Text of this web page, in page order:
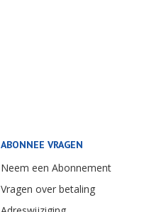
ABONNEE VRAGEN
Neem een Abonnement
Vragen over betaling